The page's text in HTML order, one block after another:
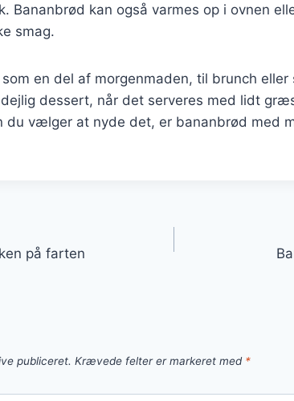
Bananbrød kan også varmes op i ovnen
smag.
en del af morgenmaden, til brunch
dessert, når det serveres med lidt
du vælger at nyde det, er bananbrød med
på farten
publiceret. Krævede felter er markeret med *